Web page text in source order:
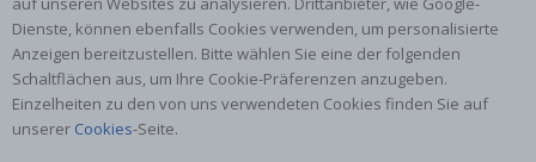
Dienste, können ebenfalls Cookies verwenden, um personalisierte
Anzeigen bereitzustellen. Bitte wählen Sie eine der folgenden
Schaltflächen aus, um Ihre Cookie-Präferenzen anzugeben.
Einzelheiten zu den von uns verwendeten Cookies finden Sie auf
unserer Cookies-Seite.